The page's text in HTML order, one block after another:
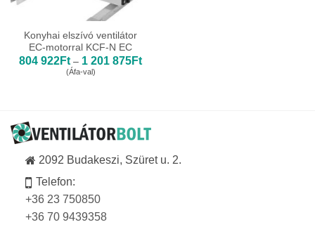
Konyhai elszívó ventilátor
EC-motorral KCF-N EC
804 922Ft – 1 201 875FtÁrtartomány:
(Áfa-val)
2092 Budakeszi, Szüret u. 2.
Telefon:
+36 23 750850
+36 70 9439358